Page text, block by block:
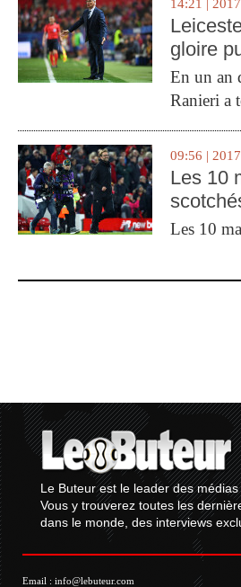
14:21 |
gloire
En un an
Ranieri a
09:56 |
Les 10
Les 10
Le Buteur est le leader des
Vous y trouverez toutes les
dans le monde, des interviews
Email : info@lebuteur.com